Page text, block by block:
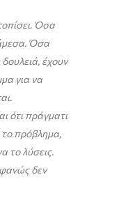
Όσα
Όσα
έχουν
για να
ότι πράγματι
το πρόβλημα,
το λύσεις.
δεν